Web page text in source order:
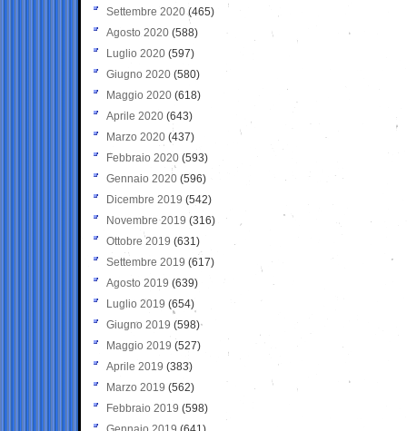
Settembre 2020(465)
Agosto 2020 (588)
Luglio 2020 (597)
Giugno 2020 (580)
Maggio 2020 (618)
Aprile 2020 (643)
Marzo 2020 (437)
Febbraio 2020 (593)
Gennaio 2020 (596)
Dicembre 2019 (542)
Novembre 2019 (316)
Ottobre 2019 (631)
Settembre 2019 (617)
Agosto 2019 (639)
Luglio 2019 (654)
Giugno 2019 (598)
Maggio 2019 (527)
Aprile 2019 (383)
Marzo 2019 (562)
Febbraio 2019 (598)